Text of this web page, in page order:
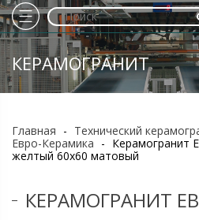
КЕРАМОГРАНИТ
Главная - Технический
Евро-Керамика - Керамогранит
желтый 60х60 матовый
КЕРАМОГРАНИТ